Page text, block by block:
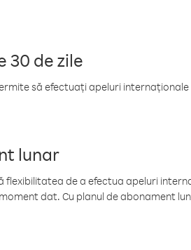
30 de zile
să efectuați apeluri
lunar
flexibilitatea de a efectua apeluri
dat. Cu planul de abonament